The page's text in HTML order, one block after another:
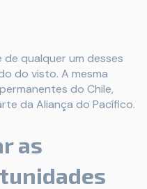
qualquer um desses
do visto. A mesma
do Chile,
da Aliança do Pacífico.
as